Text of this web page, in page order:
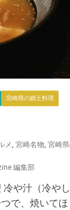
宮崎県の郷土料理
メ, 宮崎名物, 宮崎
編集部
冷や汁（冷や
で、焼いて